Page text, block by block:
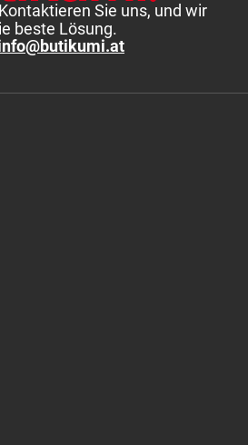
Kontaktieren Sie uns, und wir
beste Lösung.